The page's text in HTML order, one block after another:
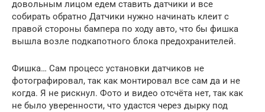
довольным лицом едем ставить датчики и все
собирать обратно Датчики нужно начинать клеит с
правой стороны бампера по ходу авто, что бы фишка
вышла возле подкапотного блока предохранителей.
Фишка… Сам процесс установки датчиков не
фотографировал, так как монтировал все сам да и не
когда. Я не рискнул. Фото и видео отсчёта нет, так как
не было уверенности, что удастся через дырку под